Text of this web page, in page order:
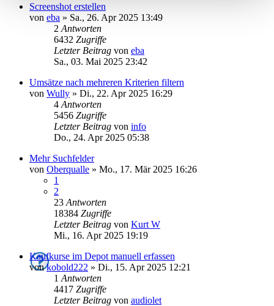
Screenshot erstellen
von eba » Sa., 26. Apr 2025 13:49
2 Antworten
6432 Zugriffe
Letzter Beitrag von eba
Sa., 03. Mai 2025 23:42
Umsätze nach mehreren Kriterien filtern
von Wully » Di., 22. Apr 2025 16:29
4 Antworten
5456 Zugriffe
Letzter Beitrag von info
Do., 24. Apr 2025 05:38
Mehr Suchfelder
von Oberqualle » Mo., 17. Mär 2025 16:26
1
2
23 Antworten
18384 Zugriffe
Letzter Beitrag von Kurt W
Mi., 16. Apr 2025 19:19
Kaufkurse im Depot manuell erfassen
vonkobold222 » Di., 15. Apr 2025 12:21
1 Antworten
4417 Zugriffe
Letzter Beitrag von audiolet